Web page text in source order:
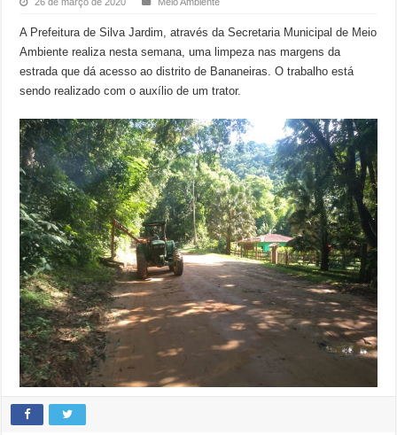
A Prefeitura de Silva Jardim, através da Secretaria Municipal de Meio
Ambiente realiza nesta semana, uma limpeza nas margens da
estrada que dá acesso ao distrito de Bananeiras. O trabalho está
sendo realizado com o auxílio de um trator.